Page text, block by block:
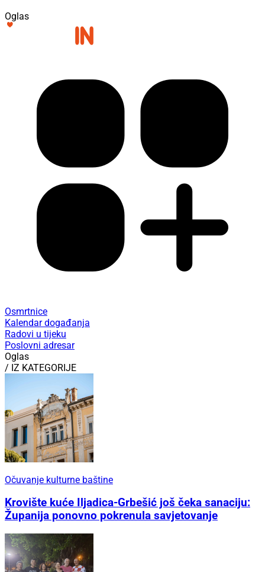
Oglas
Osmrtnice
Kalendar događanja
Radovi u tijeku
Poslovni adresar
Oglas
/ IZ KATEGORIJE
Očuvanje kulturne baštine
Krovište kuće Iljadica-Grbešić još čeka sanaciju:
Županija ponovno pokrenula savjetovanje